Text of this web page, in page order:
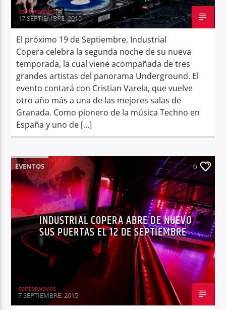
centerwaves
17 SEPTIEMBRE, 2015
El próximo 19 de Septiembre, Industrial
Copera celebra la segunda noche de su nueva
temporada, la cual viene acompañada de tres
grandes artistas del panorama Underground. El
evento contará con Cristian Varela, que vuelve
otro año más a una de las mejores salas de
Granada. Como pionero de la música Techno en
España y uno de […]
EVENTOS 0
INDUSTRIAL COPERA ABRE DE NUEVO
SUS PUERTAS EL 12 DE SEPTIEMBRE
centerwaves
7 SEPTIEMBRE, 2015